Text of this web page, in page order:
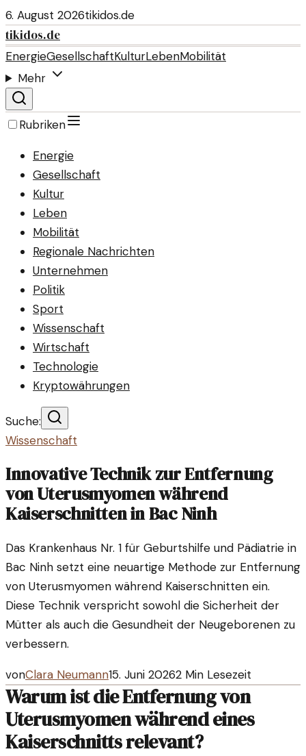
6. August 2026tikidos.de
tikidos.de
EnergieGesellschaftKulturLebenMobilität
Mehr
Rubriken
Energie
Gesellschaft
Kultur
Leben
Mobilität
Regionale Nachrichten
Unternehmen
Politik
Sport
Wissenschaft
Wirtschaft
Technologie
Kryptowährungen
Suche:
Wissenschaft
Innovative Technik zur Entfernung
von Uterusmyomen während
Kaiserschnitten in Bac Ninh
Das Krankenhaus Nr. 1 für Geburtshilfe und Pädiatrie in
Bac Ninh setzt eine neuartige Methode zur Entfernung
von Uterusmyomen während Kaiserschnitten ein.
Diese Technik verspricht sowohl die Sicherheit der
Mütter als auch die Gesundheit der Neugeborenen zu
verbessern.
vonClara Neumann15. Juni 20262 Min Lesezeit
Warum ist die Entfernung von
Uterusmyomen während eines
Kaiserschnitts relevant?